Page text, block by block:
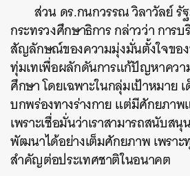
ส่วน ดร.กนกวรรณ วิลาวัลย์ รั
กระทรวงศึกษาธิการ กล่าวว่า การ
สัญลักษณ์ของความมุ่งมั่นตั้งใจของ
ทุ่มเทเพื่อผลักดันการแก้ปัญหาควา
ศึกษา โดยเฉพาะในกลุ่มเป้าหมาย
บกพร่องทางร่างกาย แต่มีศักยภาพ
เพราะเชื่อมั่นว่าเราสามารถสนับส
พัฒนาได้อย่างเต็มศักยภาพ เพรา
สำคัญต่อประเทศชาติในอนาคต